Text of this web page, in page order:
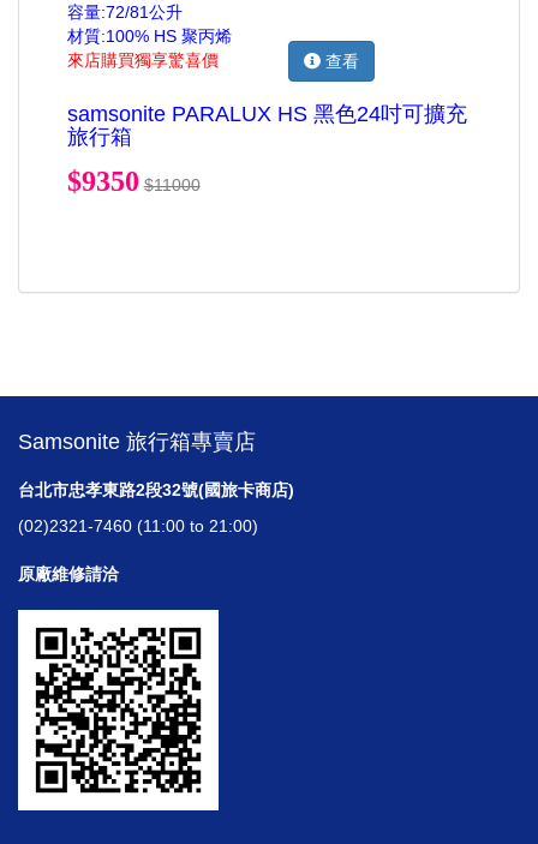
容量:72/81公升
材質:100% HS 聚丙烯
來店購買獨享驚喜價
查看
samsonite PARALUX HS 黑色24吋可擴充
旅行箱
$9350 $11000
Samsonite 旅行箱專賣店
台北市忠孝東路2段32號(國旅卡商店)
(02)2321-7460 (11:00 to 21:00)
原廠維修請洽